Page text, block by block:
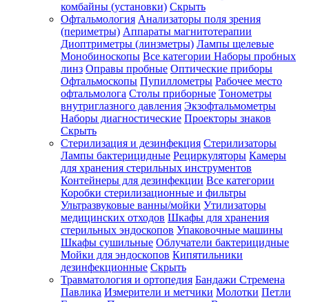
комбайны (установки) Скрыть
Офтальмология Анализаторы поля зрения
(периметры) Аппараты магнитотерапии
Диоптриметры (линзметры) Лампы щелевые
Монобиноскопы Все категории Наборы пробных
линз Оправы пробные Оптические приборы
Офтальмоскопы Пупиллометры Рабочее место
офтальмолога Столы приборные Тонометры
внутриглазного давления Экзофтальмометры
Наборы диагностические Проекторы знаков
Скрыть
Стерилизация и дезинфекция Стерилизаторы
Лампы бактерицидные Рециркуляторы Камеры
для хранения стерильных инструментов
Контейнеры для дезинфекции Все категории
Коробки стерилизационные и фильтры
Ультразвуковые ванны/мойки Утилизаторы
медицинских отходов Шкафы для хранения
стерильных эндоскопов Упаковочные машины
Шкафы сушильные Облучатели бактерицидные
Мойки для эндоскопов Кипятильники
дезинфекционные Скрыть
Травматология и ортопедия Бандажи Стремена
Павлика Измерители и метчики Молотки Петли